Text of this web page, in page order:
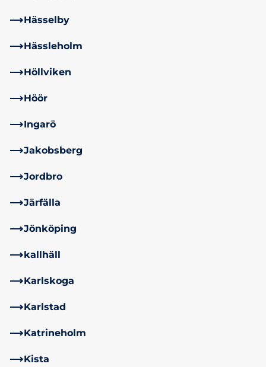
Hässelby
Hässleholm
Höllviken
Höör
Ingarö
Jakobsberg
Jordbro
Järfälla
Jönköping
kallhäll
Karlskoga
Karlstad
Katrineholm
Kista